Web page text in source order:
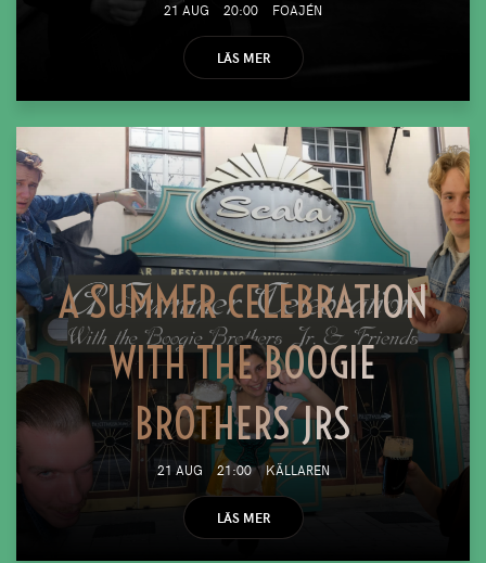
21 AUG 20:00 FOAJÉN
LÄS MER
A SUMMER CELEBRATION
WITH THE BOOGIE
BROTHERS JRS
21 AUG 21:00 KÄLLAREN
LÄS MER